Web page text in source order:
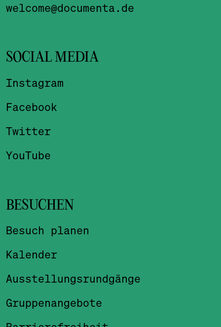
welcome@documenta.de
SOCIAL MEDIA
Instagram
Facebook
Twitter
YouTube
BESUCHEN
Besuch planen
Kalender
Ausstellungsrundgänge
Gruppenangebote